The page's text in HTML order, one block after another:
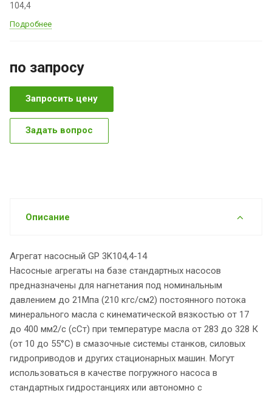
104,4
Подробнее
по запросу
Запросить цену
Задать вопрос
Описание
Агрегат насосный GP 3K104,4-14
Насосные агрегаты на базе стандартных насосов
предназначены для нагнетания под номинальным
давлением до 21Мпа (210 кгс/см2) постоянного потока
минерального масла с кинематической вязкостью от 17
до 400 мм2/с (сСт) при температуре масла от 283 до 328 К
(от 10 до 55°С) в смазочные системы станков, силовых
гидроприводов и других стационарных машин. Могут
использоваться в качестве погружного насоса в
стандартных гидростанциях или автономно с